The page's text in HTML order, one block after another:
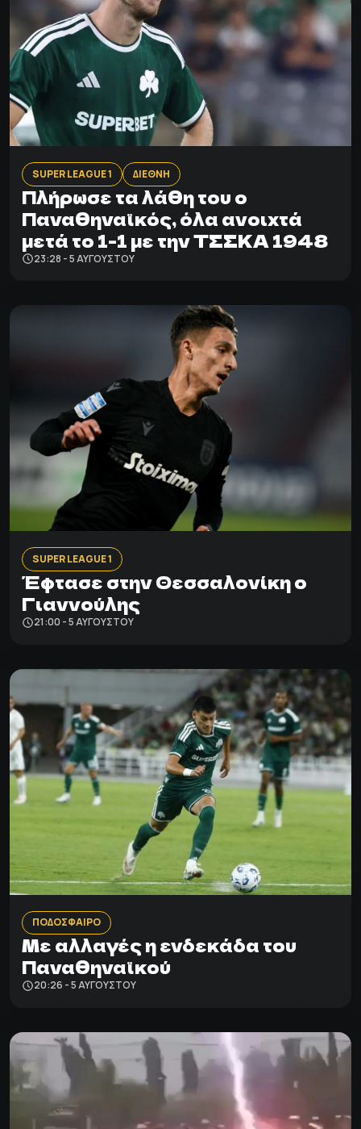
SUPER LEAGUE 1 ΔΙΕΘΝΗ
Πλήρωσε τα λάθη του ο
Παναθηναϊκός, όλα ανοιχτά
μετά το 1-1 με την ΤΣΣΚΑ 1948
23:28 - 5 ΑΥΓΟΎΣΤΟΥ
SUPER LEAGUE 1
Έφτασε στην Θεσσαλονίκη ο
Γιαννούλης
21:00 - 5 ΑΥΓΟΎΣΤΟΥ
ΠΟΔΟΣΦΑΙΡΟ
Με αλλαγές η ενδεκάδα του
Παναθηναϊκού
20:26 - 5 ΑΥΓΟΎΣΤΟΥ